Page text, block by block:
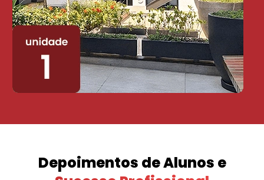
Depoimentos de Alunos e